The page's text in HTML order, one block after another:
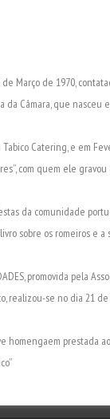
Março de 1970,
Câmara, que
Catering, e em
com quem ele gravou
da comunidade
sobre os romeiros e
promovida pela
realizou-se no dia 21
prestada